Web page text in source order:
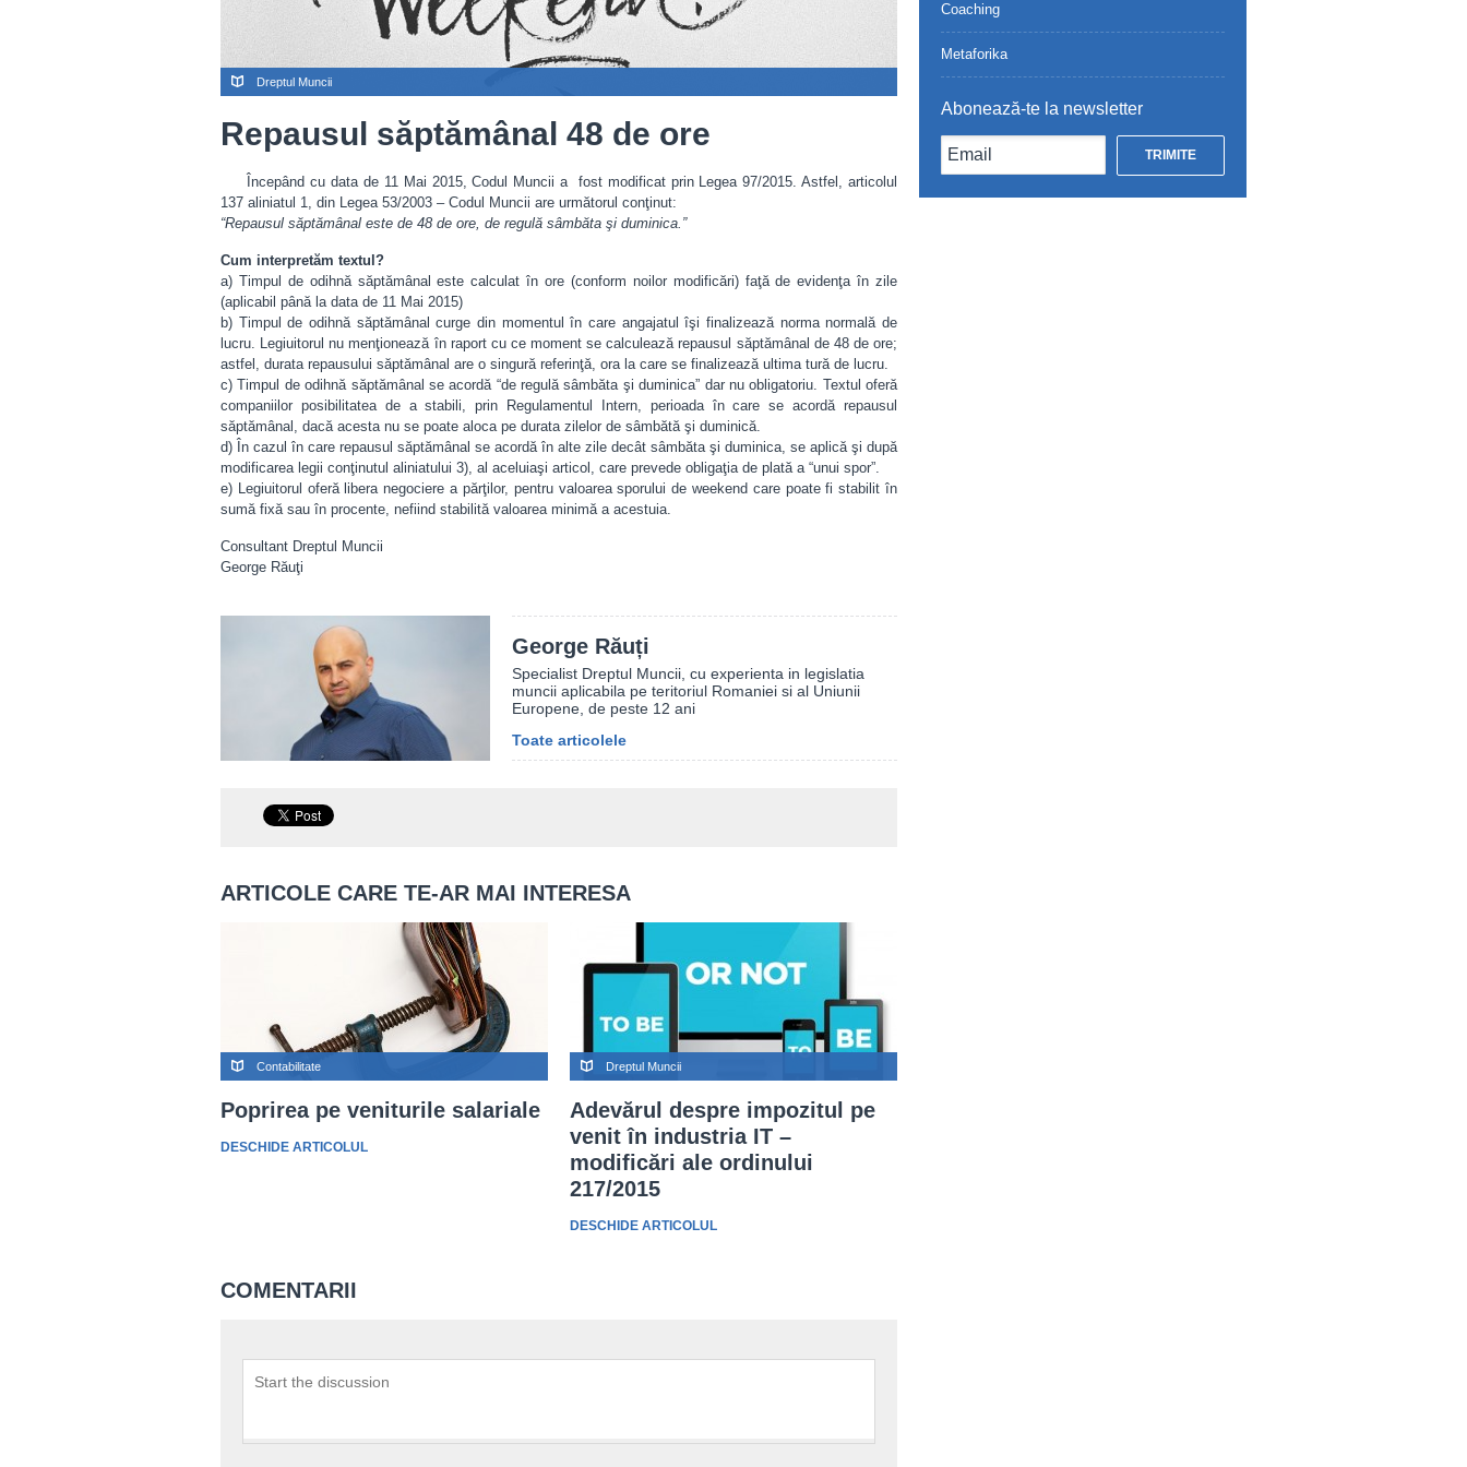
Dreptul Muncii
Repausul săptămânal 48 de ore
Începând cu data de 11 Mai 2015, Codul Muncii a fost modificat prin Legea 97/2015. Astfel, articolul
137 aliniatul 1, din Legea 53/2003 – Codul Muncii are următorul conţinut:
“Repausul săptămânal este de 48 de ore, de regulă sâmbăta şi duminica.”
Cum interpretăm textul?
a) Timpul de odihnă săptămânal este calculat în ore (conform noilor modificări) faţă de evidenţa în zile
(aplicabil până la data de 11 Mai 2015)
b) Timpul de odihnă săptămânal curge din momentul în care angajatul îşi finalizează norma normală de
lucru. Legiuitorul nu menţionează în raport cu ce moment se calculează repausul săptămânal de 48 de ore;
astfel, durata repausului săptămânal are o singură referinţă, ora la care se finalizează ultima tură de lucru.
c) Timpul de odihnă săptămânal se acordă “de regulă sâmbăta şi duminica” dar nu obligatoriu. Textul oferă
companiilor posibilitatea de a stabili, prin Regulamentul Intern, perioada în care se acordă repausul
săptămânal, dacă acesta nu se poate aloca pe durata zilelor de sâmbătă şi duminică.
d) În cazul în care repausul săptămânal se acordă în alte zile decât sâmbăta şi duminica, se aplică şi după
modificarea legii conţinutul aliniatului 3), al aceluiaşi articol, care prevede obligaţia de plată a “unui spor”.
e) Legiuitorul oferă libera negociere a părţilor, pentru valoarea sporului de weekend care poate fi stabilit în
sumă fixă sau în procente, nefiind stabilită valoarea minimă a acestuia.
Consultant Dreptul Muncii
George Răuţi
George Răuți
Specialist Dreptul Muncii, cu experienta in legislatia
muncii aplicabila pe teritoriul Romaniei si al Uniunii
Europene, de peste 12 ani
Toate articolele
ARTICOLE CARE TE-AR MAI INTERESA
Contabilitate
Poprirea pe veniturile salariale
DESCHIDE ARTICOLUL
Dreptul Muncii
Adevărul despre impozitul pe
venit în industria IT –
modificări ale ordinului
217/2015
DESCHIDE ARTICOLUL
COMENTARII
Coaching
Metaforika
Abonează-te la newsletter